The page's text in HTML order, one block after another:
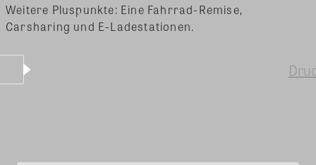
Weitere Pluspunkte: Eine Fahrrad-Remise,
Carsharing und E-Ladestationen.